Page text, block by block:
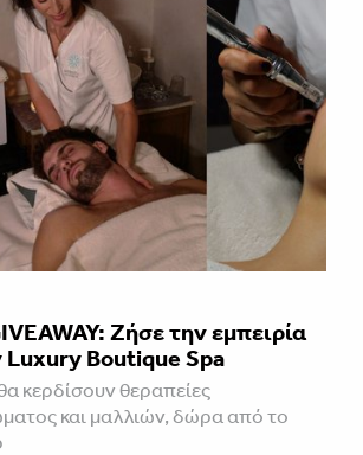
Ζήσε την εμπειρία
Boutique Spa
κερδίσουν θεραπείες
και μαλλιών, δώρα από το